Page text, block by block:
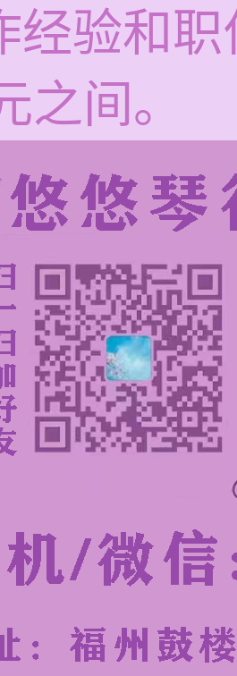
经验和
之间。